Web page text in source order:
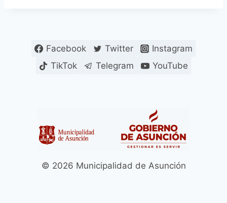
Facebook Twitter
Instagram
TikTok
Telegram YouTube
© 2026 Municipalidad de Asunción